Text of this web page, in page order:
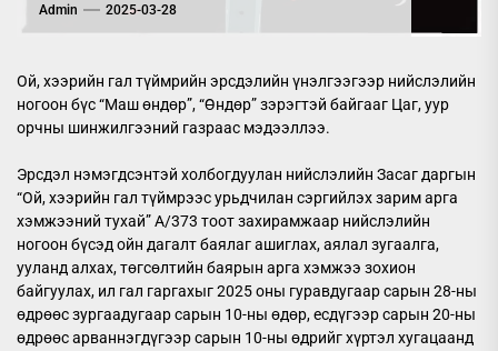
Admin 2025-03-28
Ой, хээрийн гал түймрийн эрсдэлийн үнэлгээгээр нийслэлийн
ногоон бүс “Маш өндөр”, “Өндөр” зэрэгтэй байгааг Цаг, уур
орчны шинжилгээний газраас мэдээллээ.
Эрсдэл нэмэгдсэнтэй холбогдуулан нийслэлийн Засаг даргын
“Ой, хээрийн гал түймрээс урьдчилан сэргийлэх зарим арга
хэмжээний тухай” А/373 тоот захирамжаар нийслэлийн
ногоон бүсэд ойн дагалт баялаг ашиглах, аялал зугаалга,
ууланд алхах, төгсөлтийн баярын арга хэмжээ зохион
байгуулах, ил гал гаргахыг 2025 оны гуравдугаар сарын 28-ны
өдрөөс зургаадугаар сарын 10-ны өдөр, есдүгээр сарын 20-ны
өдрөөс арваннэгдүгээр сарын 10-ны өдрийг хүртэл хугацаанд